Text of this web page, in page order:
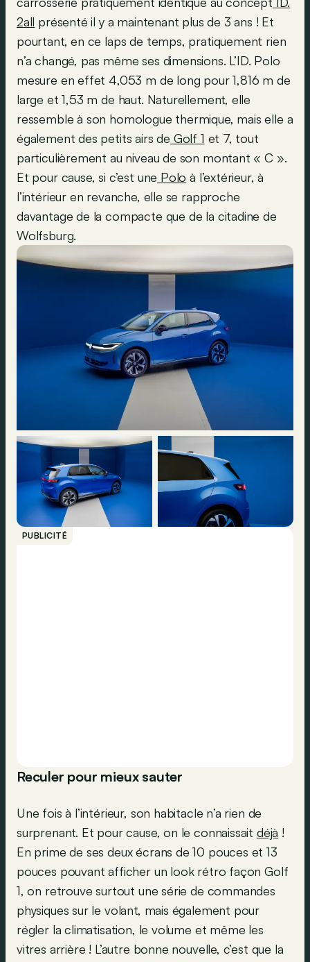
2all présenté il y a maintenant plus de 3 ans ! Et
pourtant, en ce laps de temps, pratiquement rien
n’a changé, pas même ses dimensions. L’ID. Polo
mesure en effet 4,053 m de long pour 1,816 m de
large et 1,53 m de haut. Naturellement, elle
ressemble à son homologue thermique, mais elle a
également des petits airs de Golf 1 et 7, tout
particulièrement au niveau de son montant « C ».
Et pour cause, si c’est une Polo à l’extérieur, à
l’intérieur en revanche, elle se rapproche
davantage de la compacte que de la citadine de
Wolfsburg.
PUBLICITÉ
Reculer pour mieux sauter
Une fois à l’intérieur, son habitacle n’a rien de
surprenant. Et pour cause, on le connaissait déjà !
En prime de ses deux écrans de 10 pouces et 13
pouces pouvant afficher un look rétro façon Golf
1, on retrouve surtout une série de commandes
physiques sur le volant, mais également pour
régler la climatisation, le volume et même les
vitres arrière ! L’autre bonne nouvelle, c’est que la